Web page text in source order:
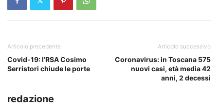
Articolo precedente
Covid-19: l’RSA Cosimo
Serristori chiude le porte
Articolo successivo
Coronavirus: in Toscana 575
nuovi casi, età media 42
anni, 2 decessi
redazione